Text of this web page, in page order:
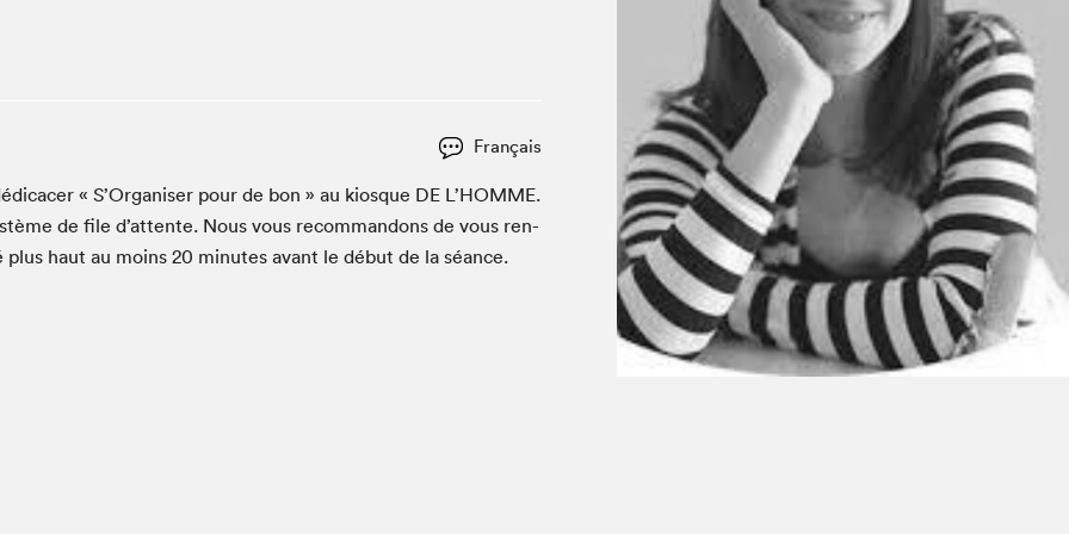
Le Salon dans ta classe
Liseur Public
Matinées scolaires Hydro-Québec
À propos du Salon
Liste des exposant·e·s
Liste des auteur·rice·s
Français
« S’Or­gan­is­er pour de bon » au kiosque DEL’HOMME.
de file d’at­tente. Nous vous recom­man­dons de vous ren­
plus haut au moins 20 min­utes avant le début de la séance.